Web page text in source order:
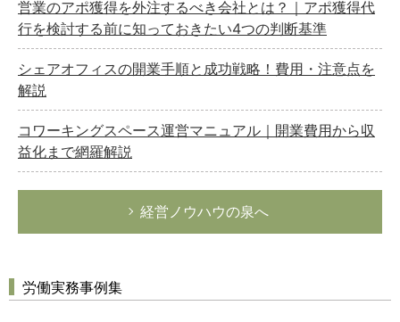
営業のアポ獲得を外注するべき会社とは？｜アポ獲得代
行を検討する前に知っておきたい4つの判断基準
シェアオフィスの開業手順と成功戦略！費用・注意点を
解説
コワーキングスペース運営マニュアル｜開業費用から収
益化まで網羅解説
経営ノウハウの泉へ
労働実務事例集